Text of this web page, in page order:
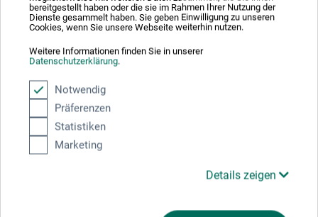
bereitgestellt haben oder die sie im Rahmen Ihrer Nutzung der
Dienste gesammelt haben. Sie geben Einwilligung zu unseren
Cookies, wenn Sie unsere Webseite weiterhin nutzen.
Weitere Informationen finden Sie in unserer
Datenschutzerklärung.
Notwendig
Präferenzen
Statistiken
Marketing
Details zeigen
Es wiegt immerhin viel
Produkt: Rapid R23 Handtacker -
und 8 mm Breite erhältlich. Ich habe die 8er bestellt.